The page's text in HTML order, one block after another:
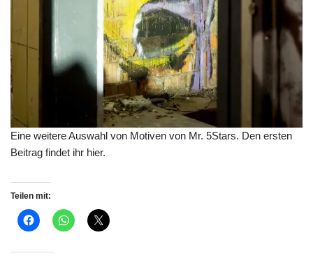
Eine weitere Auswahl von Motiven von Mr. 5Stars. Den ersten
Beitrag findet ihr hier.
Teilen mit: